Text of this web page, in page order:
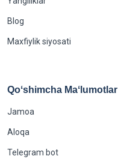
Blog
Maxfiylik siyosati
Qoʻshimcha Maʻlumotlar
Jamoa
Aloqa
Telegram bot